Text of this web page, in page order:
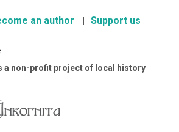
an author Support us
a non-profit project of local history